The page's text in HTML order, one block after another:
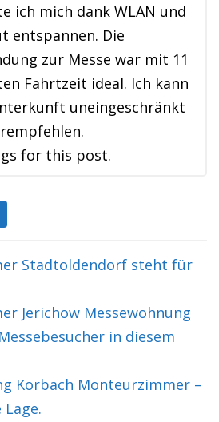
ich mich dank WLAN und
entspannen. Die
zur Messe war mit 11
Fahrtzeit ideal. Ich kann
uneingeschränkt
for this post.
Stadtoldendorf steht für
Jerichow Messewohnung
in diesem
Korbach Monteurzimmer –
Lage.